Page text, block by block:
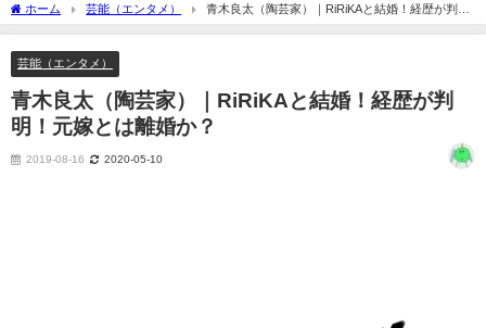
ホーム 芸能（エンタメ）
青木良太（陶芸家）｜RiRiKAと結婚！経歴が判
明！元嫁とは離婚か？
芸能（エンタメ）
青木良太（陶芸家）｜RiRiKAと結婚！経歴が判
明！元嫁とは離婚か？
2019-08-16 2020-05-10